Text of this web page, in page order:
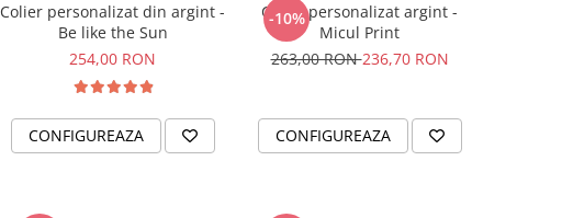
Colier personalizat din argint -
Be like the Sun
254,00 RON
CONFIGUREAZA
-10%
Colier personalizat argint -
Micul Print
263,00 RON236,70 RON
CONFIGUREAZA